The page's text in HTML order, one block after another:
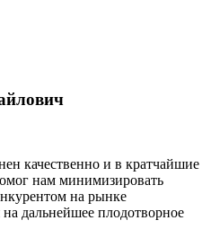
качественно и в кратчайшие
нам минимизировать
на рынке
дальнейшее плодотворное